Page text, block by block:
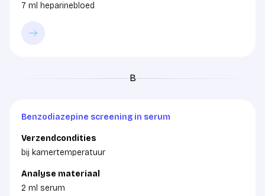
7 ml heparinebloed
B
Benzodiazepine screening in serum
Verzendcondities
bij kamertemperatuur
Analyse materiaal
2 ml serum